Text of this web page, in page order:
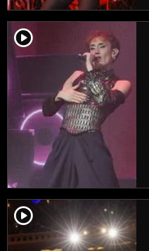
player2
player2